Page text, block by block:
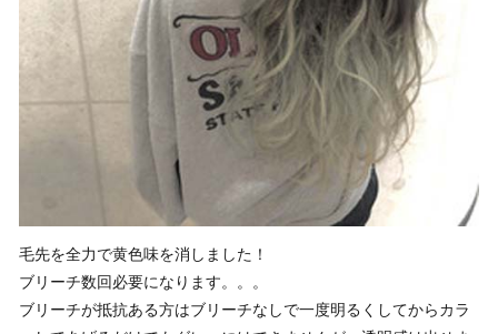
毛先を全力で黄色味を消しました！
ブリーチ数回必要になります。。。
ブリーチが抵抗ある方はブリーチなしで一度明るくしてからカラ